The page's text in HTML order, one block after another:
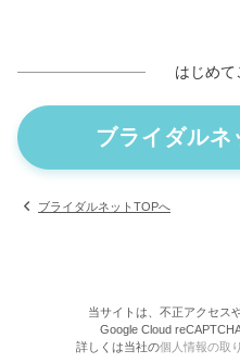
はじめ
ブライダルネ
ブライダルネットTOPへ
当サイトは、不正アクセス
Google Cloud
詳しくは当社の個人情報の取